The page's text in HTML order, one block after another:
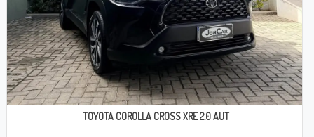
TOYOTA COROLLA CROSS XRE 2.0 AUT